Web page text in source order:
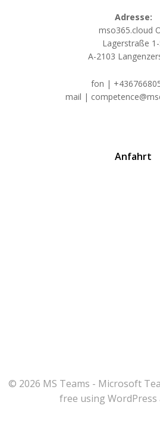
Adresse:
mso365.cloud
Lagerstraße
A-2103
fon |
mail |
Anfahrt
© 2026 MS Teams - Microsoft
free using WordPress